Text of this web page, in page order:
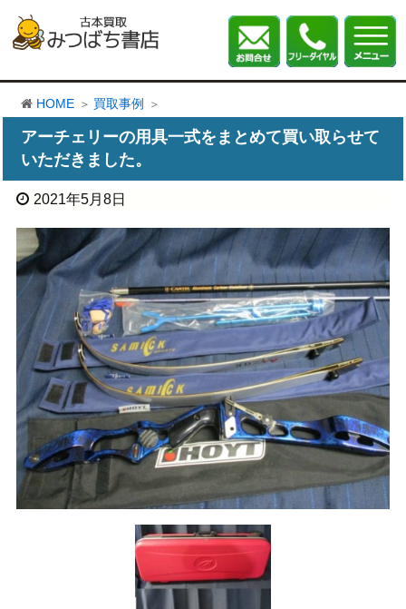
HOME 買取事例
アーチェリーの用具一式をまとめて買い取らせて
いただきました。
2021年5月8日